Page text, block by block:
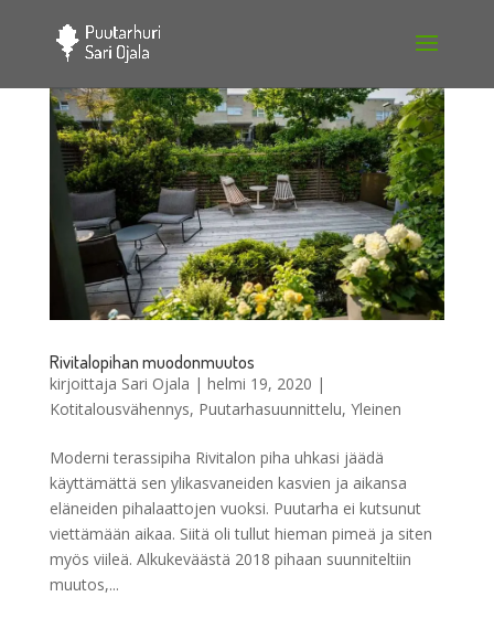
Rivitalopihan muodonmuutos
kirjoittaja Sari Ojala | helmi 19, 2020 |
Kotitalousvähennys, Puutarhasuunnittelu, Yleinen
Moderni terassipiha Rivitalon piha uhkasi jäädä
käyttämättä sen ylikasvaneiden kasvien ja aikansa
eläneiden pihalaattojen vuoksi. Puutarha ei kutsunut
viettämään aikaa. Siitä oli tullut hieman pimeä ja siten
myös viileä. Alkukeväästä 2018 pihaan suunniteltiin
muutos,...